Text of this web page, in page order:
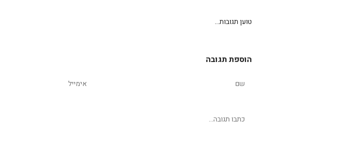
טוען תגובות...
הוספת תגובה